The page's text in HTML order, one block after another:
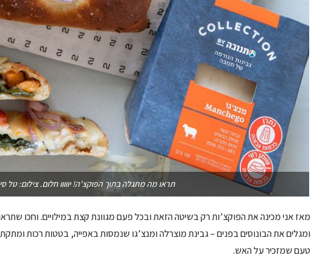
תראו מה מתגלה בתוך הפוקצ’ה! יווווו חלום. צילום: טל
מאז אני מכינה את הפוקצ’ות רק בשיטה הזאת ובכל פעם מגוונת קצת במילויים. וחכו
ומגלים את הבונוסים בפנים – גבינת מוצרלה ומנצ’גו שנמסות באפייה, בטטות רכות
טעם שמזכיר על האש.